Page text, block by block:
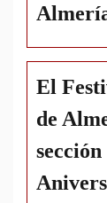
El
de